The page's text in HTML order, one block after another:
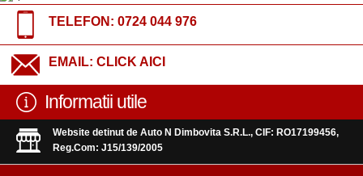
TELEFON: 0724 044 976
EMAIL: CLICK AICI
Informatii utile
Website detinut de Auto N Dimbovita S.R.L., CIF: RO17199456,
Reg.Com: J15/139/2005